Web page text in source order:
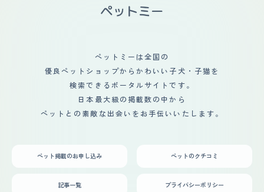
はそれで先住猫に嫌がられ、最初は取っ組み合いの喧嘩だ
れています。そして学校や仕事から帰ってくると自然と猫
のところに寄っていきナデナデしています。 人間が出掛
が出ていて、毛色もすごくキレイで心惹かれるものがあり
初めてだったのと相場の半値近くの価格だったこともあり
しばらくペットショップで悩みに悩んで迎え入れることに
決めました。 以前から猫を飼おうという話は出てたけ
ど、ほぼひとめぼれ状態で全く猫を飼う準備ができていな
かったため 一週間猶予をもらってその間にどこにケージ
を置くか、何が必要かなど猫についての知識も身につける
ために本を買ったりとバタバタでした。 よく家に迎えた
家に対する警戒もそこまでなく過ごしてくれたのがよかっ
ペットミーは全国の
優良ペットショップからかわいい子犬・子猫を
検索できるポータルサイトです。
日本最大級の掲載数の中から
ペットとの素敵な出会いをお手伝いいたします。
ペット掲載のお申し込み ペットのクチコミ
記事一覧 プライバシーポリシー